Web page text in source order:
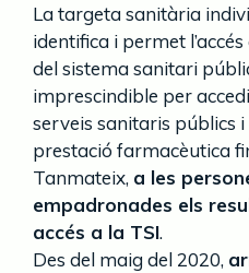
La targeta sanitària
identifica i permet
del sistema sanitari
imprescindible per
serveis sanitaris públics
prestació farmacèutica
Tanmateix, a les
empadronades els
accés a la TSI.
Des del maig del 2020,